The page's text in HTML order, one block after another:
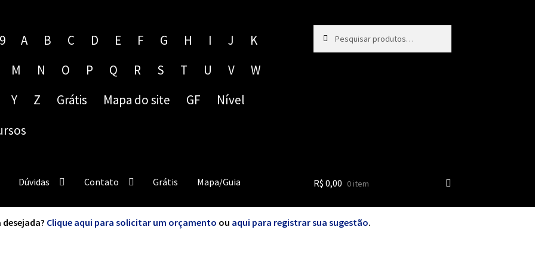
A B C D E F G H I J
K
M N O P Q R S T U V
W
Y Z Grátis Mapa do site GF
Nível
por:
Dúvidas Contato Grátis Mapa/Guia R$ 0,00 0 item
Clique aqui para solicitar um orçamento ou aqui para registrar sua sugestão.